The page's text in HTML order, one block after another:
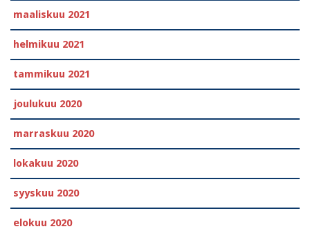
maaliskuu 2021
helmikuu 2021
tammikuu 2021
joulukuu 2020
marraskuu 2020
lokakuu 2020
syyskuu 2020
elokuu 2020